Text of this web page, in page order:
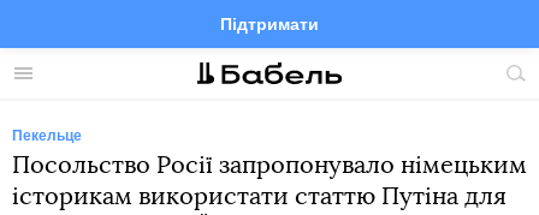
Меню
Підтримати
FacebookTelegramTwitter
Пекельце
Посольство Росії запропонувало німецьким
історикам використати статтю Путіна для